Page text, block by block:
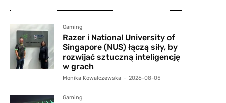
Gaming
Razer i National University of
Singapore (NUS) łączą siły, by
rozwijać sztuczną inteligencję
w grach
Monika Kowalczewska - 2026-08-05
Gaming